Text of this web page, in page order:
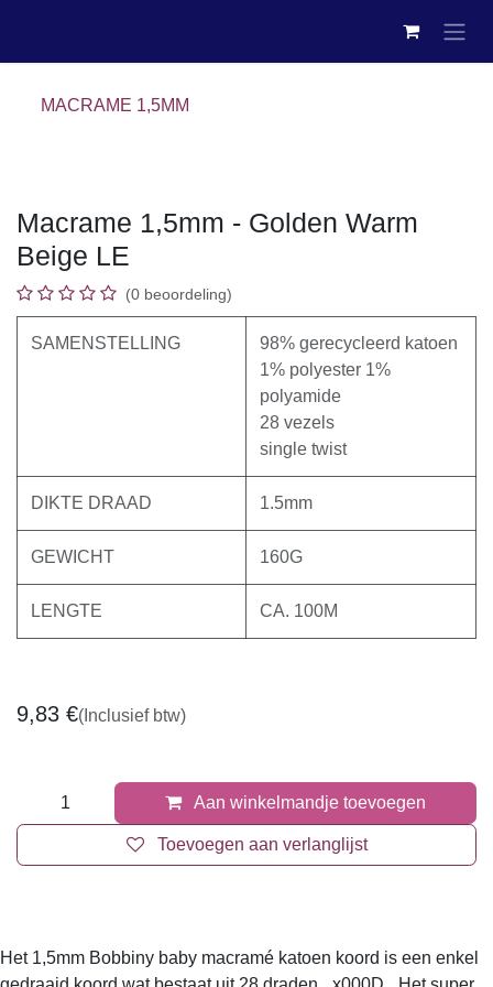
MACRAME 1,5MM
Macrame 1,5mm - Golden Warm
Beige LE
(0 beoordeling)
SAMENSTELLING
98% gerecycleerd katoen
1% polyester 1%
polyamide
28 vezels
single twist
DIKTE DRAAD 1.5mm
GEWICHT 160G
LENGTE CA. 100M
9,83 €(Inclusief btw)
Aan winkelmandje toevoegen
Toevoegen aan verlanglijst
Het 1,5mm Bobbiny baby macramé katoen koord is een enkel